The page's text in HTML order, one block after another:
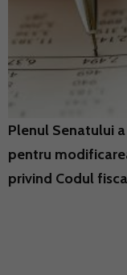
Plenul Senatului
pentru
privind Codul